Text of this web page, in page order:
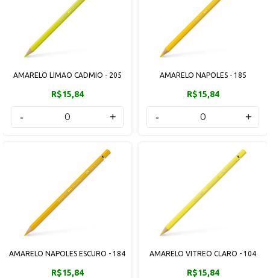
AMARELO LIMAO CADMIO - 205
R$15,84
- +
AMARELO NAPOLES - 185
R$15,84
- +
AMARELO NAPOLES ESCURO - 184
R$15,84
AMARELO VITREO CLARO - 104
R$15,84